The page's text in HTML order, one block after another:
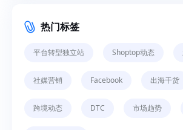
热门标签
平台转型独立站 Shoptop动态
社媒营销 Facebook 出海干货
跨境动态 DTC 市场趋势